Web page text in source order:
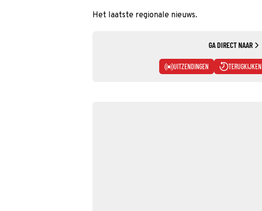
Het laatste regionale nieuws.
GA DIRECT NAAR
UITZENDINGEN TERUGKIJKEN